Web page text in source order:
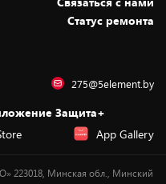
Статус ремонта
275@5element.by
Защита+
App Gallery
223018, Минская обл., Минский